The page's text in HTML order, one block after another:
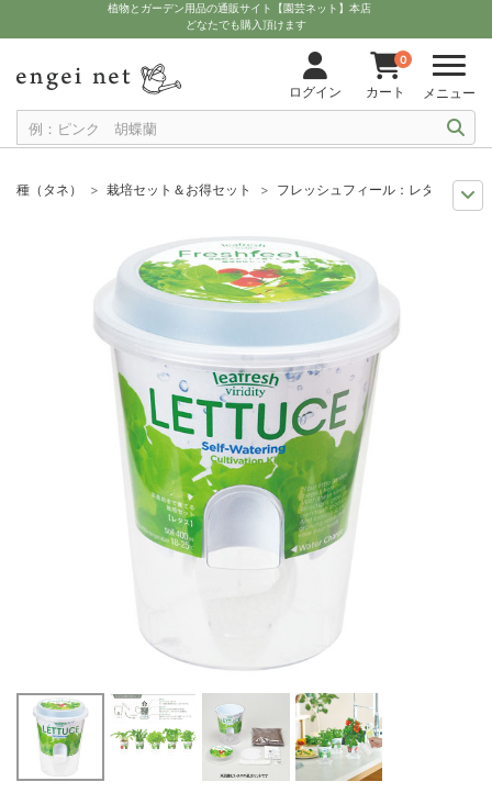
植物とガーデン用品の通販サイト【園芸ネット】本店
どなたでも購入頂けます
ログイン
0
カート メニュー
種（タネ） 栽培セット＆お得セット
フレッシュフィール：レタス栽培
グッズ・資材
フレッシュフィール：レタス栽培セット
グッズ・資材 フレッシュフィール：レタス栽培セット